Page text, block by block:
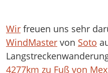
Wir freuen uns sehr
WindMaster von Soto
4277km zu Fuß von